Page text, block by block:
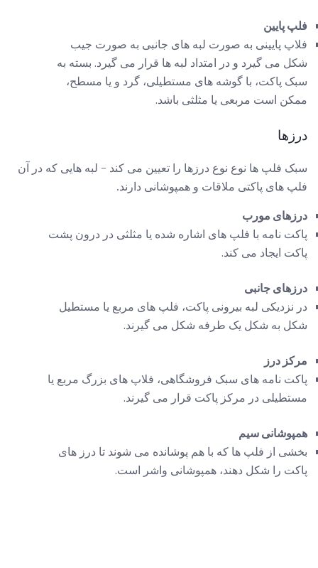
فلپ پایین
فلاپ پایینی به صورت لبه های جانبی به صورت جیب
شکل می گیرد و در امتداد لبه ها قرار می گیرد. بسته به
سبک پاکت، با گوشه های مستطیلی، گرد و یا مسطح،
ممکن است مربعی یا مثلثی باشد.
درزها
سبک فلپ ها نوع نوع درزها را تعیین می کند - لبه هایی که در آن
فلپ های پاکتی ملاقات و همپوشانی دارند.
درزهای مورب
پاکت نامه با فلپ های اشاره شده یا مثلثی در درون پشت
پاکت ایجاد می کند.
درزهای جانبی
در نزدیکی لبه بیرونی پاکت، فلپ های مربع یا مستطیل
شکل به شکل یک طرفه شکل می گیرند.
مرکز درز
پاکت نامه های سبک فروشگاهی، فلاپ های بزرگ مربع یا
مستطیلی در مرکز پاکت قرار می گیرند.
همپوشانی سیم
بخشی از فلپ ها که با هم پوشانده می شوند تا درز های
پاکت را شکل دهند، همپوشانی واشر است.